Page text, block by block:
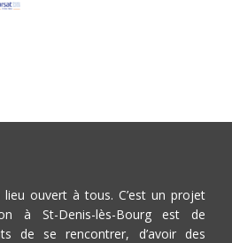
ouvert à tous. C’est un projet
à St-Denis-lès-Bourg est de
de se rencontrer, d’avoir des